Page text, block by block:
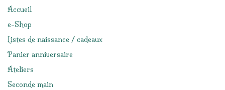
Accueil
e-Shop
Listes de naissance / cadeaux
Panier anniversaire
Ateliers
Seconde main